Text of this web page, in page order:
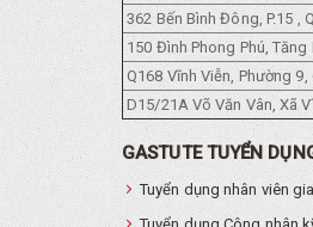
362 Bến Bình Đông, P.15 ,
150 Đình Phong Phú, Tăng
Q168 Vĩnh Viễn, Phường 9,
D15/21A Võ Văn Vân, Xã
GASTUTE TUYỂN
Tuyển dụng nhân viên
Tuyển dụng Công nhân